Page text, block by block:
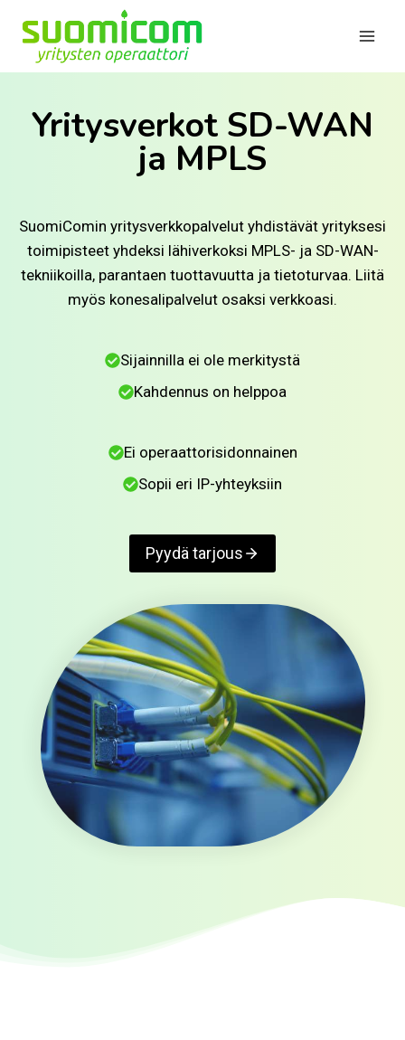
sisältöön
Yritysverkot SD-WAN
ja MPLS
SuomiComin yritysverkkopalvelut yhdistävät yrityksesi
toimipisteet yhdeksi lähiverkoksi MPLS- ja SD-WAN-
tekniikoilla, parantaen tuottavuutta ja tietoturvaa. Liitä
myös konesalipalvelut osaksi verkkoasi.
Sijainnilla ei ole merkitystä
Kahdennus on helppoa
Ei operaattorisidonnainen
Sopii eri IP-yhteyksiin
Pyydä tarjous